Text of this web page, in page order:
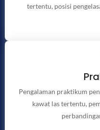
tertentu, posisi
Pengalaman praktikum
kawat las tertentu,
teknis